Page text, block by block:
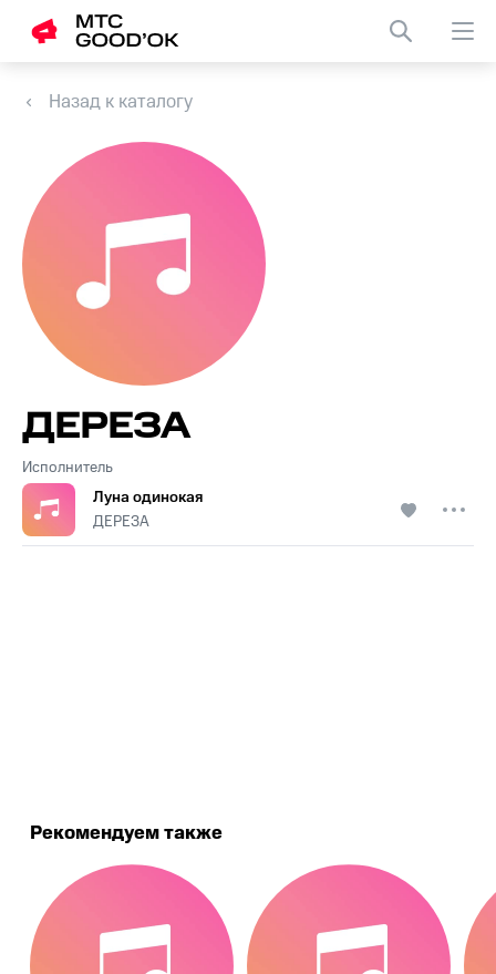
Назад к каталогу
Исполнитель
ДЕРЕЗА
Луна одинокая
ДЕРЕЗА
Рекомендуем также